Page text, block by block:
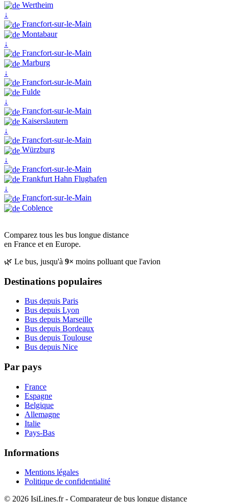
Wertheim
↓
Francfort-sur-le-Main
Montabaur
↓
Francfort-sur-le-Main
Marburg
↓
Francfort-sur-le-Main
Fulde
↓
Francfort-sur-le-Main
Kaiserslautern
↓
Francfort-sur-le-Main
Würzburg
↓
Francfort-sur-le-Main
Frankfurt Hahn Flughafen
↓
Francfort-sur-le-Main
Coblence
Comparez tous les bus longue distance
en France et en Europe.
🌿 Le bus, jusqu'à 9× moins polluant que l'avion
Destinations populaires
Bus depuis Paris
Bus depuis Lyon
Bus depuis Marseille
Bus depuis Bordeaux
Bus depuis Toulouse
Bus depuis Nice
Par pays
France
Espagne
Belgique
Allemagne
Italie
Pays-Bas
Informations
Mentions légales
Politique de confidentialité
© 2026 IsiLines.fr - Comparateur de bus longue distance